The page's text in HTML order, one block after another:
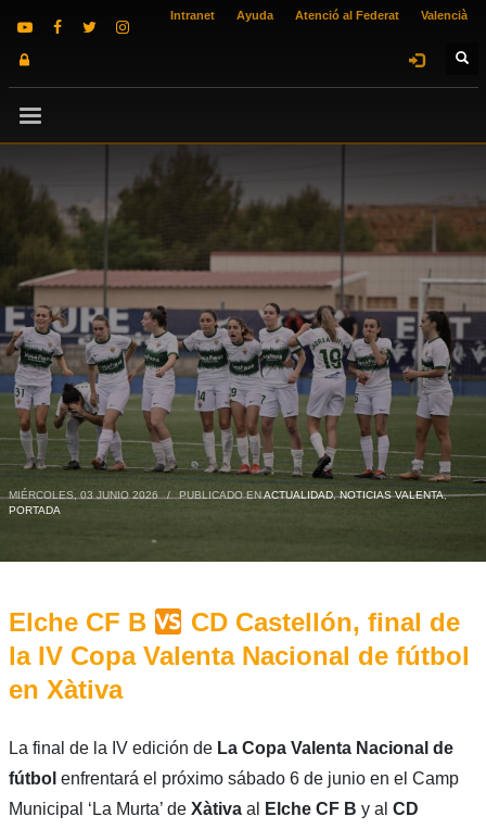
Intranet Ayuda Atenció al Federat Valencià
MIÉRCOLES, 03 JUNIO 2026 / PUBLICADO ENACTUALIDAD,NOTICIAS VALENTA,
PORTADA
Elche CF B
CD Castellón, final de
la IV Copa Valenta Nacional de fútbol
en Xàtiva
La final de la IV edición de La Copa Valenta Nacional de
fútbol enfrentará el próximo sábado 6 de junio en el Camp
Municipal ‘La Murta’ de Xàtivaal Elche CF B y al CD